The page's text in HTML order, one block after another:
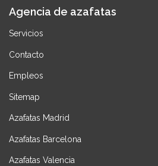
Agencia de azafatas
Servicios
Contacto
Empleos
Sitemap
Azafatas Madrid
Azafatas Barcelona
Azafatas Valencia